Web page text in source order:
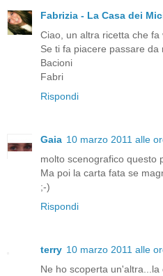
Fabrizia - La Casa dei
Ciao, un altra ricetta che fa
Se ti fa piacere passare da
Bacioni
Fabri
Rispondi
Gaia 10 marzo 2011 alle
molto scenografico questo
Ma poi la carta fata se
;-)
Rispondi
terry 10 marzo 2011 alle
Ne ho scoperta un'altra...la